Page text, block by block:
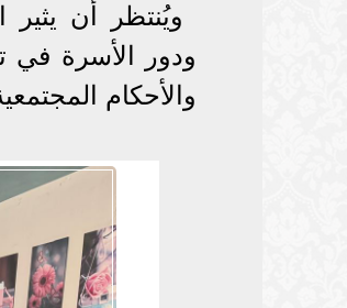
ويُنتظر أن
ودور الأسرة في
والأحكام